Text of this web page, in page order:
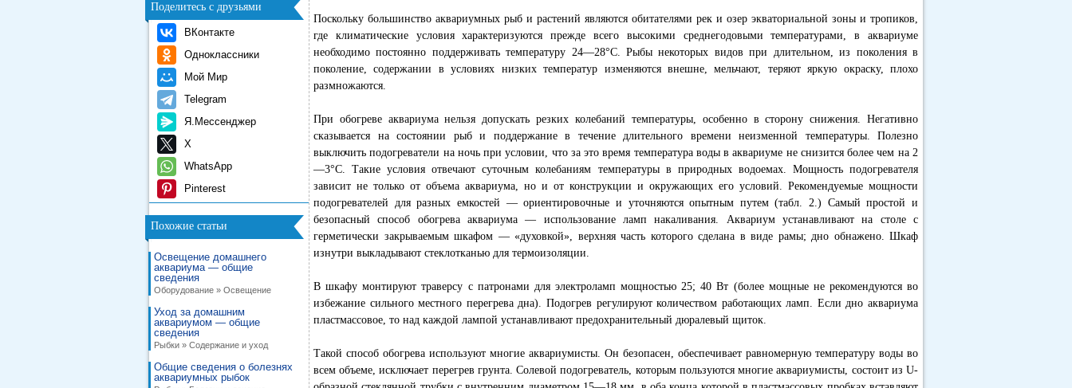
Поделитесь с друзьями
ВКонтакте
Одноклассники
Мой Мир
Telegram
Я.Мессенджер
X
WhatsApp
Pinterest
Похожие статьи
Освещение домашнего
аквариума — общие
сведения
Оборудование » Освещение
Уход за домашним
аквариумом — общие
сведения
Рыбки » Содержание и уход
Общие сведения о болезнях
аквариумных рыбок
Поскольку большинство аквариумных рыб и растений являются обитателями рек и озер экваториальной зоны и тропиков,
где климатические условия характеризуются прежде всего высокими среднегодовыми температурами, в аквариуме
необходимо постоянно поддерживать температуру 24—28°C. Рыбы некоторых видов при длительном, из поколения в
поколение, содержании в условиях низких температур изменяются внешне, мельчают, теряют яркую окраску, плохо
размножаются.
При обогреве аквариума нельзя допускать резких колебаний температуры, особенно в сторону снижения. Негативно
сказывается на состоянии рыб и поддержание в течение длительного времени неизменной температуры. Полезно
выключить подогреватели на ночь при условии, что за это время температура воды в аквариуме не снизится более чем на 2
—3°C. Такие условия отвечают суточным колебаниям температуры в природных водоемах. Мощность подогревателя
зависит не только от объема аквариума, но и от конструкции и окружающих его условий. Рекомендуемые мощности
подогревателей для разных емкостей — ориентировочные и уточняются опытным путем (табл. 2.) Самый простой и
безопасный способ обогрева аквариума — использование ламп накаливания. Аквариум устанавливают на столе с
герметически закрываемым шкафом — «духовкой», верхняя часть которого сделана в виде рамы; дно обнажено. Шкаф
изнутри выкладывают стеклотканью для термоизоляции.
В шкафу монтируют траверсу с патронами для электроламп мощностью 25; 40 Вт (более мощные не рекомендуются во
избежание сильного местного перегрева дна). Подогрев регулируют количеством работающих ламп. Если дно аквариума
пластмассовое, то над каждой лампой устанавливают предохранительный дюралевый щиток.
Такой способ обогрева используют многие аквариумисты. Он безопасен, обеспечивает равномерную температуру воды во
всем объеме, исключает перегрев грунта. Солевой подогреватель, которым пользуются многие аквариумисты, состоит из U-